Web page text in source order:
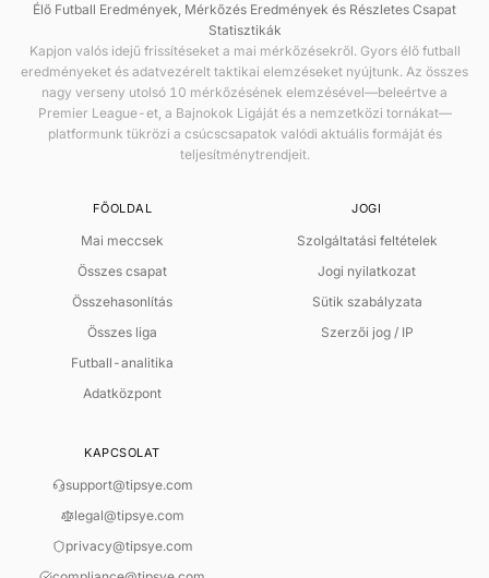
Élő Futball Eredmények, Mérkőzés Eredmények és Részletes Csapat
Statisztikák
Kapjon valós idejű frissítéseket a mai mérkőzésekről. Gyors élő futball
eredményeket és adatvezérelt taktikai elemzéseket nyújtunk. Az összes
nagy verseny utolsó 10 mérkőzésének elemzésével—beleértve a
Premier League-et, a Bajnokok Ligáját és a nemzetközi tornákat—
platformunk tükrözi a csúcscsapatok valódi aktuális formáját és
teljesítménytrendjeit.
FŐOLDAL
Mai meccsek
Összes csapat
Összehasonlítás
Összes liga
Futball-analitika
Adatközpont
JOGI
Szolgáltatási feltételek
Jogi nyilatkozat
Sütik szabályzata
Szerzői jog / IP
KAPCSOLAT
support@tipsye.com
legal@tipsye.com
privacy@tipsye.com